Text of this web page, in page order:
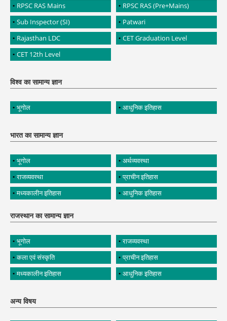
RPSC RAS Mains
RPSC RAS (Pre+Mains)
Sub Inspector (SI)
Patwari
Rajasthan LDC
CET Graduation Level
CET 12th Level
विश्व का सामान्य ज्ञान
भूगोल आधुनिक इतिहास
भारत का सामान्य ज्ञान
भूगोल
अर्थव्यवस्था
राजव्यवस्था
प्राचीन इतिहास
मध्यकालीन इतिहास
आधुनिक इतिहास
राजस्थान का सामान्य ज्ञान
भूगोल
राजव्यवस्था
कला एवं संस्कृति
प्राचीन इतिहास
मध्यकालीन इतिहास
आधुनिक इतिहास
अन्य विषय